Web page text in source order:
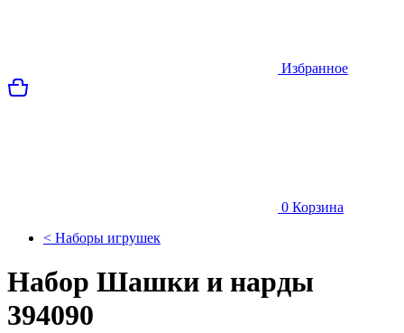
Избранное
0 Корзина
< Наборы игрушек
Набор Шашки и нарды
394090